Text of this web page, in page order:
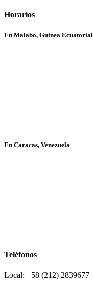
Horarios
En Malabo, Guinea Ecuatorial
En Caracas, Venezuela
Teléfonos
Local: +58 (212) 2839677